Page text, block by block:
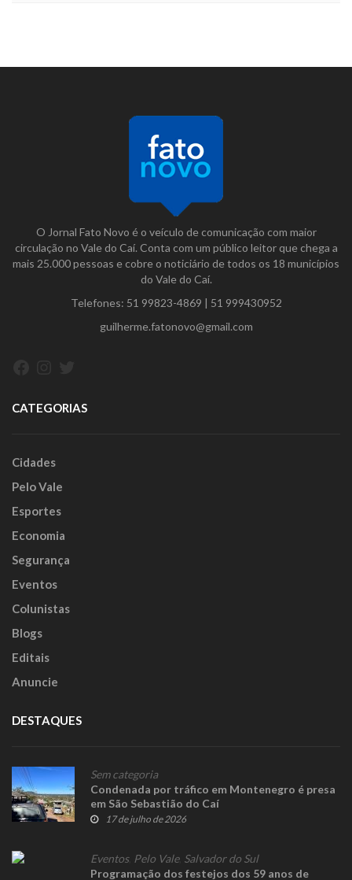
O Jornal Fato Novo é o veículo de comunicação com maior
circulação no Vale do Caí. Conta com um público leitor que chega a
mais 25.000 pessoas e cobre o noticiário de todos os 18 municípios
do Vale do Caí.
Telefones: 51 99823-4869 | 51 999430952
guilherme.fatonovo@gmail.com
CATEGORIAS
Cidades
Pelo Vale
Esportes
Economia
Segurança
Eventos
Colunistas
Blogs
Editais
Anuncie
DESTAQUES
Sem categoria
Condenada por tráfico em Montenegro é presa
em São Sebastião do Caí
17 de julho de 2026
Eventos, Pelo Vale, Salvador do Sul
Programação dos festejos dos 59 anos de